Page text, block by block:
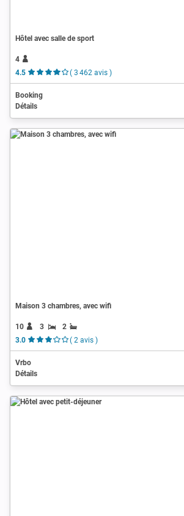
Hôtel avec salle de sport
4
4.5
( 3 462 avis )
Booking
Détails
Maison 3 chambres, avec wifi
10 3
2
3.0
( 2 avis )
Vrbo
Détails